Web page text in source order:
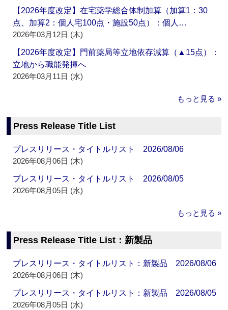
【2026年度改定】在宅薬学総合体制加算（加算1：30
点、加算2：個人宅100点・施設50点）：個人…
2026年03月12日 (木)
【2026年度改定】門前薬局等立地依存減算（▲15点）：
立地から職能発揮へ
2026年03月11日 (水)
もっと見る »
Press Release Title List
プレスリリース・タイトルリスト 2026/08/06
2026年08月06日 (木)
プレスリリース・タイトルリスト 2026/08/05
2026年08月05日 (水)
もっと見る »
Press Release Title List：新製品
プレスリリース・タイトルリスト：新製品 2026/08/06
2026年08月06日 (木)
プレスリリース・タイトルリスト：新製品 2026/08/05
2026年08月05日 (水)